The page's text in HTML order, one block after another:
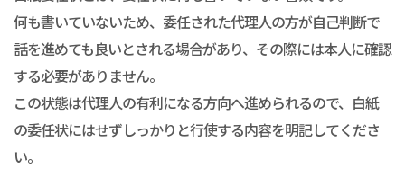
何も書いていないため、委任された代理人の方が自己判断で
話を進めても良いとされる場合があり、その際には本人に確認
する必要がありません。
この状態は代理人の有利になる方向へ進められるので、白紙
の委任状にはせずしっかりと行使する内容を明記してくださ
い。